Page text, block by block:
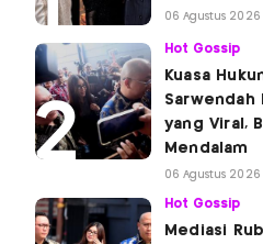
06 Agustus 2026
Hot Gossip
Kuasa
Sarwendah
yang Viral,
Mendalam
06 Agustus 2026
Hot Gossip
Mediasi